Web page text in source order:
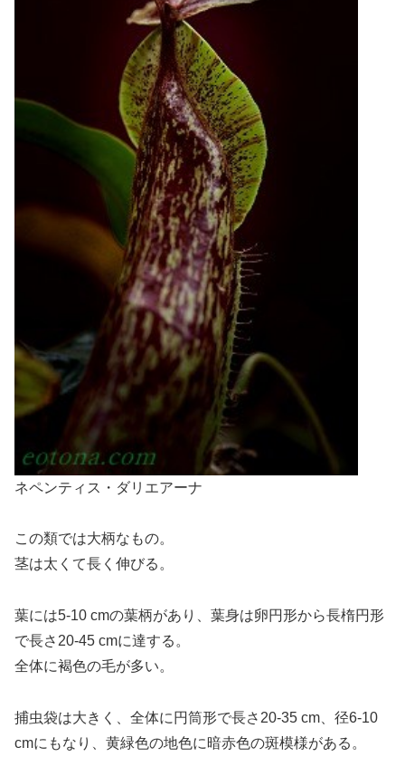
ネペンティス・ダリエアーナ
この類では大柄なもの。
茎は太くて長く伸びる。
葉には5-10 cmの葉柄があり、葉身は卵円形から長楕円形
で長さ20-45 cmに達する。
全体に褐色の毛が多い。
捕虫袋は大きく、全体に円筒形で長さ20-35 cm、径6-10
cmにもなり、黄緑色の地色に暗赤色の斑模様がある。